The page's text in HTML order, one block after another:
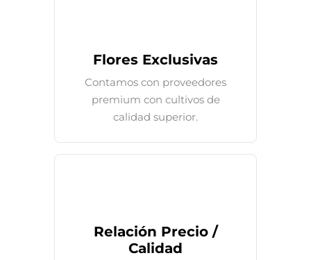
Flores Exclusivas
Contamos con proveedores
premium con cultivos de
calidad superior.
Relación Precio /
Calidad